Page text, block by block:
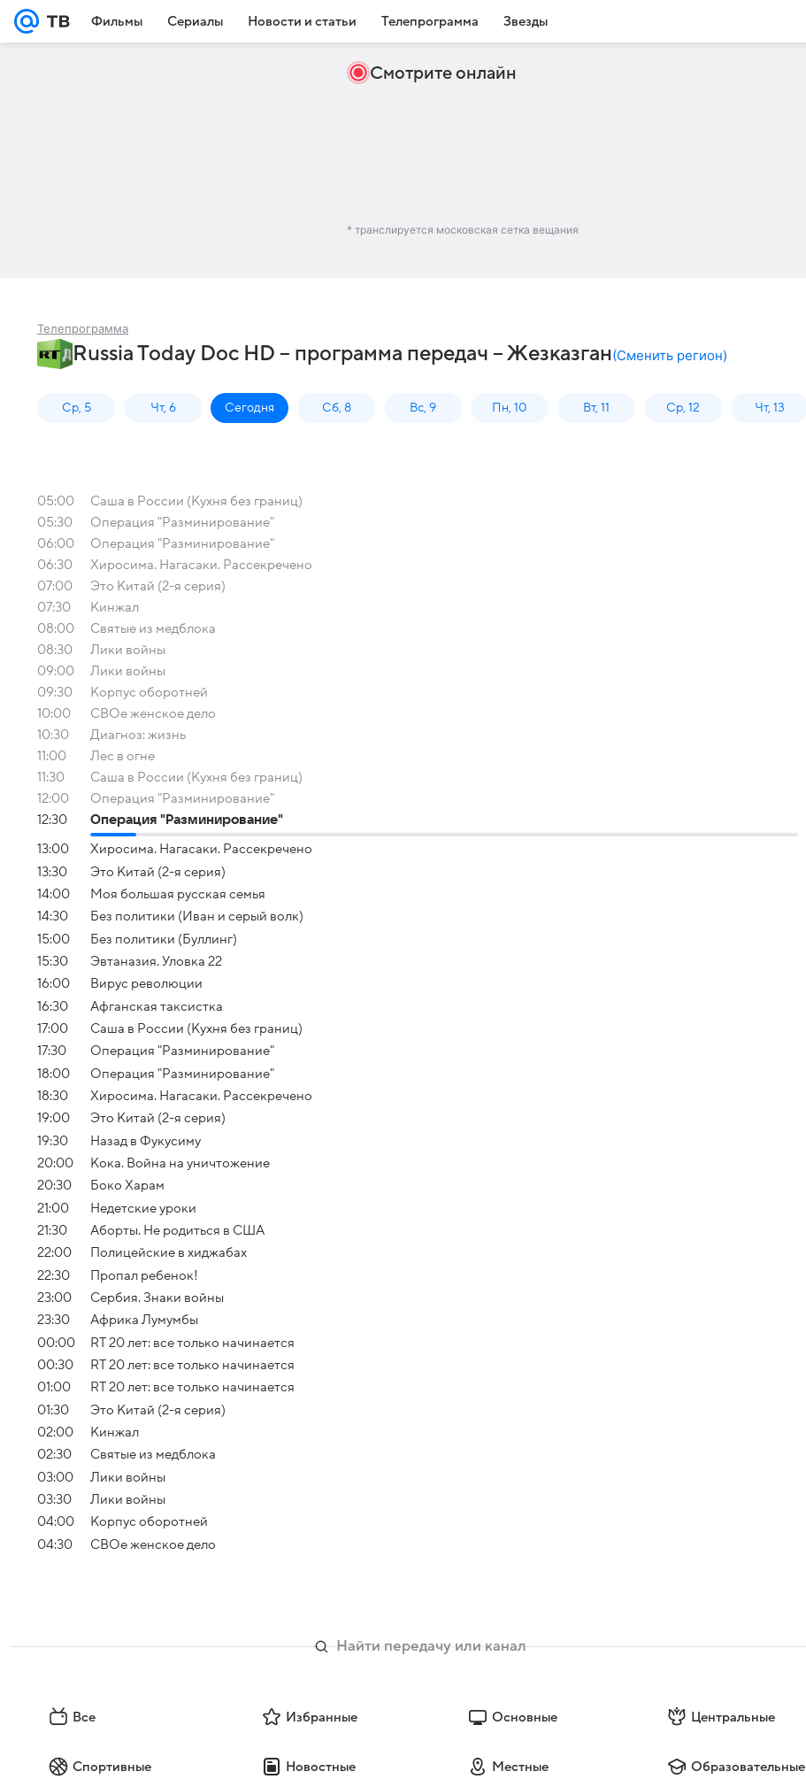
Фильмы Сериалы Новости и статьи Телепрограмма Звезды
Смотрите онлайн
* транслируется московская сетка вещания
Телепрограмма
Russia Today Doc HD – программа передач – Жезказган(Сменить регион)
Ср, 5 Чт, 6 Сегодня Сб, 8 Вс, 9 Пн, 10 Вт, 11 Ср, 12 Чт, 13
05:00
Саша в России (Кухня без границ)
05:30
Операция "Разминирование"
06:00
Операция "Разминирование"
06:30
Хиросима. Нагасаки. Рассекречено
07:00
Это Китай (2-я серия)
07:30
Кинжал
08:00
Святые из медблока
08:30
Лики войны
09:00
Лики войны
09:30
Корпус оборотней
10:00
СВОе женское дело
10:30
Диагноз: жизнь
11:00
Лес в огне
11:30
Саша в России (Кухня без границ)
12:00
Операция "Разминирование"
12:30
Операция "Разминирование"
13:00
Хиросима. Нагасаки. Рассекречено
13:30
Это Китай (2-я серия)
14:00
Моя большая русская семья
14:30
Без политики (Иван и серый волк)
15:00
Без политики (Буллинг)
15:30
Эвтаназия. Уловка 22
16:00
Вирус революции
16:30
Афганская таксистка
17:00
Саша в России (Кухня без границ)
17:30
Операция "Разминирование"
18:00
Операция "Разминирование"
18:30
Хиросима. Нагасаки. Рассекречено
19:00
Это Китай (2-я серия)
19:30
Назад в Фукусиму
20:00
Кока. Война на уничтожение
20:30
Боко Харам
21:00
Недетские уроки
21:30
Аборты. Не родиться в США
22:00
Полицейские в хиджабах
22:30
Пропал ребенок!
23:00
Сербия. Знаки войны
23:30
Африка Лумумбы
00:00
RT 20 лет: все только начинается
00:30
RT 20 лет: все только начинается
01:00
RT 20 лет: все только начинается
01:30
Это Китай (2-я серия)
02:00
Кинжал
02:30
Святые из медблока
03:00
Лики войны
03:30
Лики войны
04:00
Корпус оборотней
04:30
СВОе женское дело
Все Избранные Основные Центральные
Спортивные Новостные Местные Образовательные